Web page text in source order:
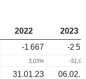
2022
2023
-1 667 -2
3,03% -
31.01.23